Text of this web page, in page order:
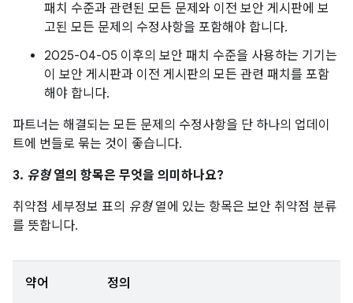
패치 수준과 관련된 모든 문제와 이전 보안 게시판에 보
고된 모든 문제의 수정사항을 포함해야 합니다.
2025-04-05 이후의 보안 패치 수준을 사용하는 기기는
이 보안 게시판과 이전 게시판의 모든 관련 패치를 포함
해야 합니다.
파트너는 해결되는 모든 문제의 수정사항을 단 하나의 업데이
트에 번들로 묶는 것이 좋습니다.
3. 유형열의 항목은 무엇을 의미하나요?
취약점 세부정보 표의 유형열에 있는 항목은 보안 취약점 분류
를 뜻합니다.
약어 정의